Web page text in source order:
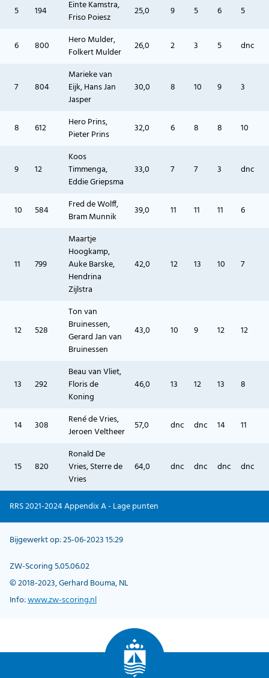
5 194
Einte Kamstra,
Friso Poiesz
25,0 9 5 6 5
6 800
Hero Mulder,
Folkert Mulder
26,0 2 3 5 dnc
7 804
Marieke van
Eijk, Hans Jan
Jasper
30,0 8 10 9 3
8 612
Hero Prins,
Pieter Prins
32,0 6 8 8 10
9 12
Koos
Timmenga,
Eddie Griepsma
33,0 7 7 3 dnc
10 584
Fred de Wolff,
Bram Munnik
39,0 11 11 11 6
11 799
Maartje
Hoogkamp,
Auke Barske,
Hendrina
Zijlstra
42,0 12 13 10 7
12 528
Ton van
Bruinessen,
Gerard Jan van
Bruinessen
43,0 10 9 12 12
13 292
Beau van Vliet,
Floris de
Koning
46,0 13 12 13 8
14 308
René de Vries,
Jeroen Veltheer
57,0 dnc dnc 14 11
15 820
Ronald De
Vries, Sterre de
Vries
64,0 dnc dnc dnc dnc
RRS 2021-2024 Appendix A - Lage punten
Bijgewerkt op: 25-06-2023 15:29
ZW-Scoring 5.05.06.02
© 2018-2023, Gerhard Bouma, NL
Info:www.zw-scoring.nl